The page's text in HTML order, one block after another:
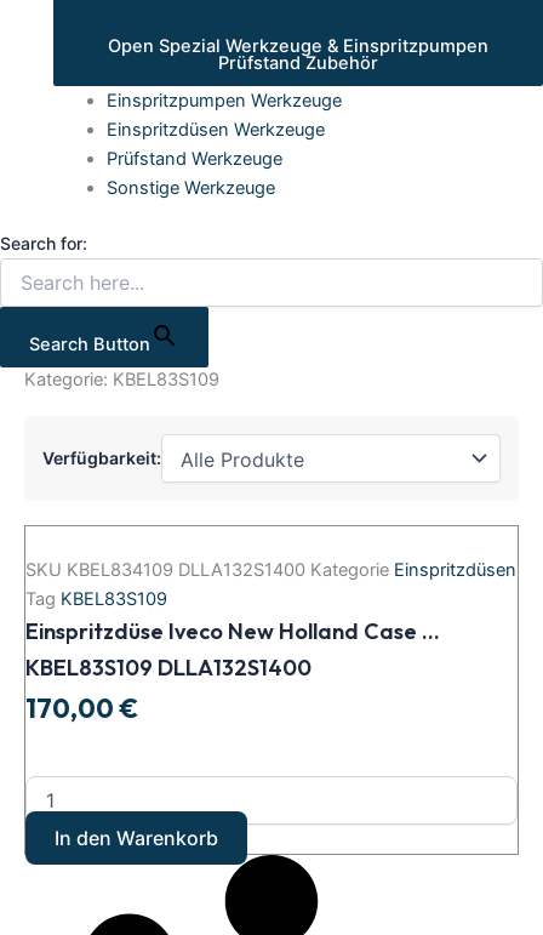
Open Spezial Werkzeuge & Einspritzpumpen
Prüfstand Zubehör
Einspritzpumpen Werkzeuge
Einspritzdüsen Werkzeuge
Prüfstand Werkzeuge
Sonstige Werkzeuge
Search for:
Search Button
Kategorie: KBEL83S109
Verfügbarkeit:
SKU KBEL834109 DLLA132S1400 Kategorie Einspritzdüsen
Tag KBEL83S109
Einspritzdüse Iveco New Holland Case …
KBEL83S109 DLLA132S1400
170,00€
Iveco
Holland
Case
...
KBEL83S109
DLLA132S1400
Menge
In den Warenkorb